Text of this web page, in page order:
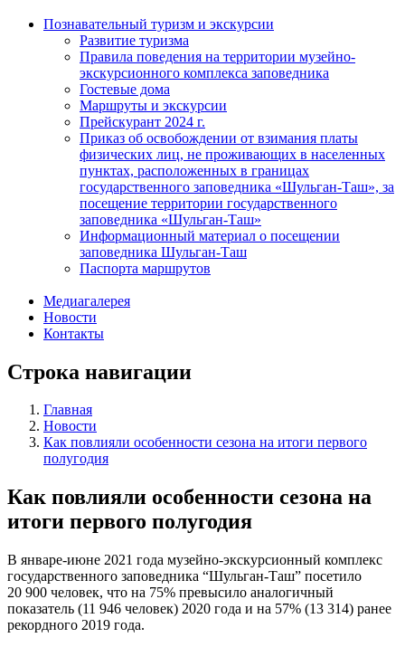
Познавательный туризм и экскурсии
Развитие туризма
Правила поведения на территории музейно-
экскурсионного комплекса заповедника
Гостевые дома
Маршруты и экскурсии
Прейскурант 2024 г.
Приказ об освобождении от взимания платы
физических лиц, не проживающих в населенных
пунктах, расположенных в границах
государственного заповедника «Шульган-Таш», за
посещение территории государственного
заповедника «Шульган-Таш»
Информационный материал о посещении
заповедника Шульган-Таш
Паспорта маршрутов
Медиагалерея
Новости
Контакты
Строка навигации
Главная
Новости
Как повлияли особенности сезона на итоги первого
полугодия
Как повлияли особенности сезона на
итоги первого полугодия
В январе-июне 2021 года музейно-экскурсионный комплекс
государственного заповедника “Шульган-Таш” посетило
20 900 человек, что на 75% превысило аналогичный
показатель (11 946 человек) 2020 года и на 57% (13 314) ранее
рекордного 2019 года.